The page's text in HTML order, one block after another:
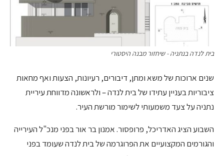
בית לנדה בנתניה - שיחזור מבנה היסטורי
שנים ארוכות של משא ומתן, דיבורים, רעיונות, הצעות ואף מחאות
ציבוריות בעניין עתידו של בית לנדה – ולראשונה מדווחת עיריית
נתניה על צעד משמעותי לשימור מורשת העיר.
השבוע הציג האדריכל, פרופסור. אמנון בר אור בפני מנכ"ל העירייה
והגורמים המקצועיים את הפרוגרמה של בית לנדה שעומד בפני